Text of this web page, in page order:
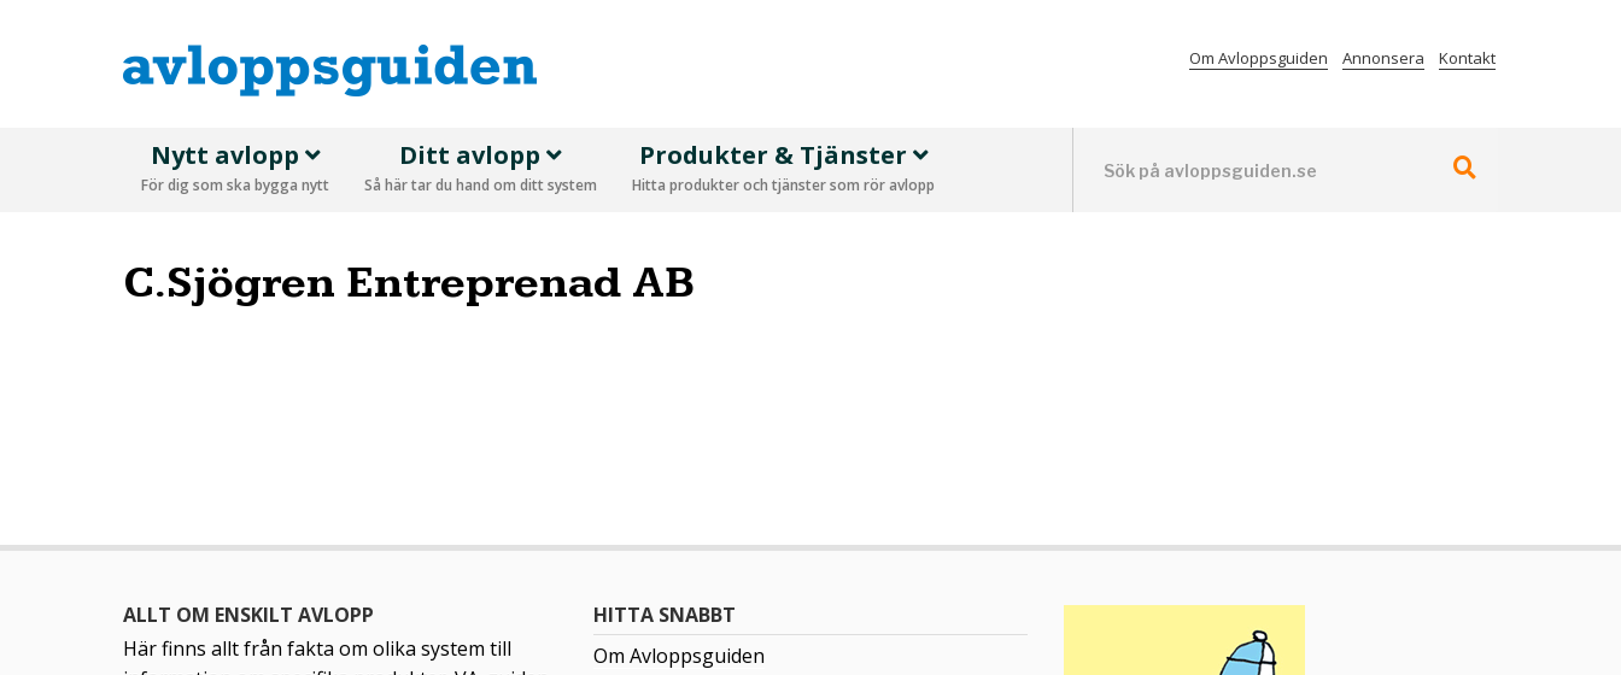
Om Avloppsguiden Annonsera Kontakt
Nytt avlopp
För dig som ska bygga nytt
Ditt avlopp
Så här tar du hand om ditt system
Produkter & Tjänster
Hitta produkter och tjänster som rör avlopp
C.Sjögren Entreprenad AB
ALLT OM ENSKILT AVLOPP
Här finns allt från fakta om olika system till
HITTA SNABBT
Om Avloppsguiden